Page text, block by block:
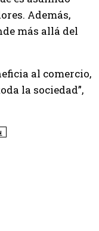
Además,
más allá del
al comercio,
la sociedad”,